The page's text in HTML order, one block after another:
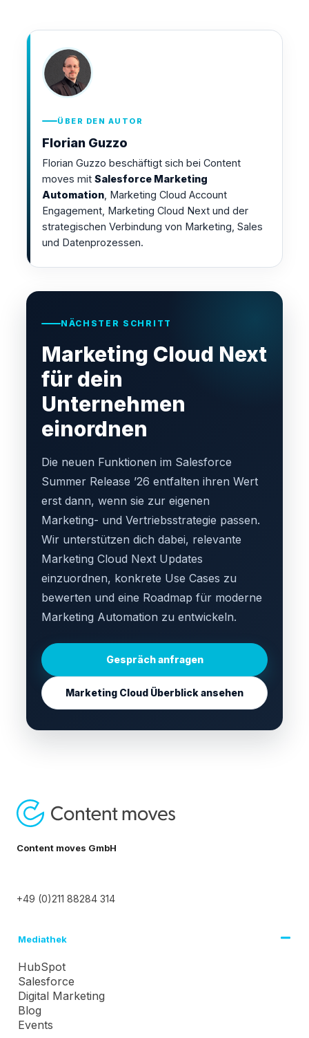
ÜBER DEN AUTOR
Florian Guzzo
Florian Guzzo beschäftigt sich bei Content
moves mit Salesforce Marketing
Automation , Marketing Cloud Account
Engagement, Marketing Cloud Next und der
strategischen Verbindung von Marketing, Sales
und Datenprozessen.
NÄCHSTER SCHRITT
Marketing Cloud Next
für dein
Unternehmen
einordnen
Die neuen Funktionen im Salesforce
Summer Release ’26 entfalten ihren Wert
erst dann, wenn sie zur eigenen
Marketing- und Vertriebsstrategie passen.
Wir unterstützen dich dabei, relevante
Marketing Cloud Next Updates
einzuordnen, konkrete Use Cases zu
bewerten und eine Roadmap für moderne
Marketing Automation zu entwickeln.
Gespräch anfragen
Marketing Cloud Überblick ansehen
Content moves GmbH
+49 (0)211 88284 314
Mediathek
HubSpot
Salesforce
Digital Marketing
Blog
Events